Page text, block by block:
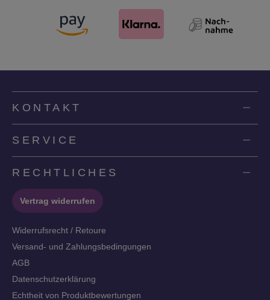
KONTAKT
SERVICE
RECHTLICHES
Vertrag widerrufen
Widerrufsrecht / Retoure
Versand- und Zahlungsbedingungen
AGB
Datenschutzerklärung
Echtheit von Produktbewertungen